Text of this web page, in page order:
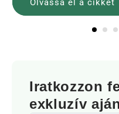
Iratkozzon
exkluzív